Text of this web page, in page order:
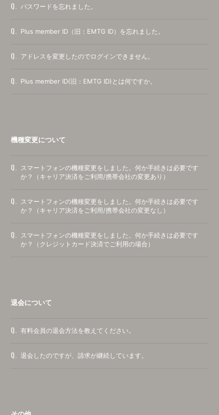
Q. パスワードを忘れました。
Q. Plus member ID（旧：EMTG ID）を忘れました。
Q. アドレスを変更したのでログインできません。
Q. Plus member ID(旧：EMTG ID)とは何ですか。
機種変更について
Q.
スマートフォンの機種変更をしました。何か手続きは必要です
か？（キャリア決済をご利用/携帯会社の変更あり）
Q.
スマートフォンの機種変更をしました。何か手続きは必要です
か？（キャリア決済をご利用/携帯会社の変更なし）
Q.
スマートフォンの機種変更をしました。何か手続きは必要です
か？（クレジットカード決済でご利用の場合）
退会について
Q. 有料会員の退会方法を教えてください。
Q. 退会したのですが、請求が継続しています。